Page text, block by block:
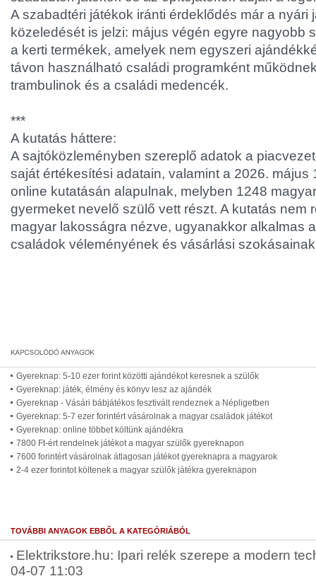
A szabadtéri játékok iránti érdeklődés már a nyári
közeledését is jelzi: május végén egyre nagyobb
a kerti termékek, amelyek nem egyszeri
távon használható családi programként
trambulinok és a családi medencék.
***
A kutatás háttere:
A sajtóközleményben szereplő adatok a
saját értékesítési adatain, valamint a 2026. május
online kutatásán alapulnak, melyben 1248
gyermeket nevelő szülő vett részt. A kutatás nem
magyar lakosságra nézve, ugyanakkor alkalmas
családok véleményének és vásárlási
Gyereknap: 5-10 ezer forint közötti ajándékot keresnek a szülők
Gyereknap: játék, élmény és könyv lesz az ajándék
Gyereknap - Vásári bábjátékos fesztivált rendeznek a Népligetben
Gyereknap: 5-7 ezer forintért vásárolnak a magyar családok játékot
Gyereknap: online többet költünk ajándékra
7800 Ft-ért rendelnek játékot a magyar szülők gyereknapon
7600 forintért vásárolnak átlagosan játékot gyereknapra a magyarok
2-4 ezer forintot költenek a magyar szülők játékra gyereknapon
TOVÁBBI ANYAGOK EBBŐL A KATEGÓRIÁBÓL
Elektrikstore.hu: Ipari relék szerepe a modern
04-07 11:03